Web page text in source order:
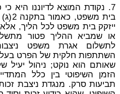
7. נקודת המוצא לדיוננו היא
בית
ייזקק בית משפט לכל הליך,
או שמביא ההליך פטור
לתשלום אגרת משפט
השתתפות חלקית של הפרט
שאותם הוא נוקט; ניהול יעיל
הזמן השיפוטי בין כלל
תביעות סרק. מנגדת ניצבת